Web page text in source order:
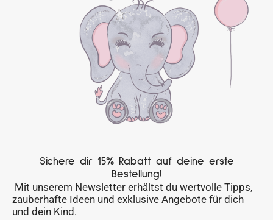
Sichere dir 15% Rabatt auf deine erste
Bestellung!
Mit unserem Newsletter erhältst du wertvolle Tipps,
zauberhafte Ideen und exklusive Angebote für dich
und dein Kind.